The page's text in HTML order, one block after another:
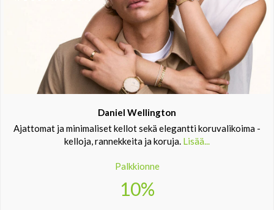
Daniel Wellington
Ajattomat ja minimaliset kellot sekä elegantti koruvalikoima -
kelloja, rannekkeita ja koruja. Lisää...
Palkkionne
10%